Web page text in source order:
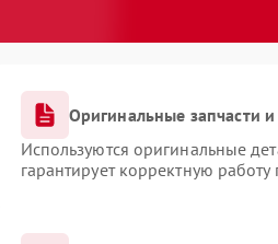
Оригинальные запчасти
Используются оригинальные
гарантирует корректную